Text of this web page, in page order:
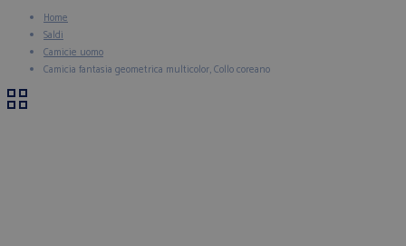
Home
Saldi
Camicie uomo
Camicia fantasia geometrica multicolor, Collo coreano